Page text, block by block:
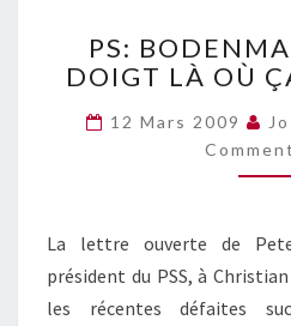
LÀ
PS:
DOIGT LÀ OÙ
12 Mars 2009
La lettre ouverte de
président du PSS, à
les récentes défaites